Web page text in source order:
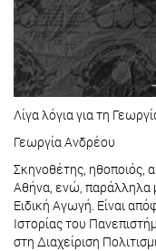
Λίγα λόγια για τη
Γεωργία Ανδρέου
Σκηνοθέτης, ηθοποιός,
Αθήνα, ενώ, παράλληλα
Ειδική Αγωγή. Είναι
Ιστορίας του
στη Διαχείριση